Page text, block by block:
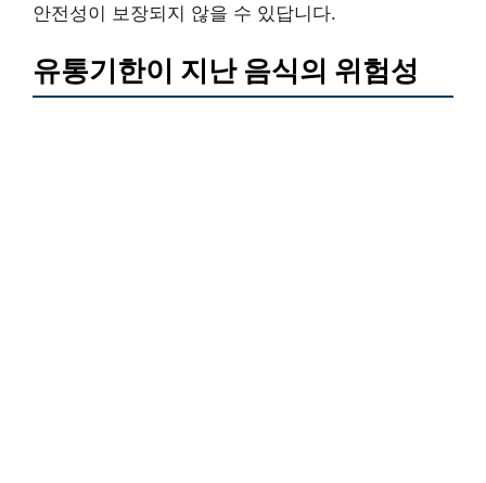
안전성이 보장되지 않을 수 있답니다.
유통기한이 지난 음식의 위험성